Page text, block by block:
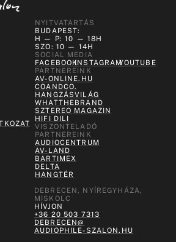
NYITVATARTÁS
BUDAPEST:
H — P: 10 — 18H
SZO: 10 — 14H
SOCIAL MEDIA
FACEBOOKINSTAGRAMYOUTUBE
PARTNEREINK
AV-ONLINE.HU
COANDCO.
HANGZÁSVILÁG
WHATTHEBRAND
SZTEREO MAGAZIN
HIFI DILI
VISZONTELADÓ
PARTNEREINK
AUDIOCENTRUM
AV-LAND
BARTIMEX
DELTA
HANGTÉR
DEBRECEN, NYÍREGYHÁZA,
MISKOLC
HÍVJON
+36 20 503 7313
DEBRECEN@
AUDIOPHILE-SZALON.HU